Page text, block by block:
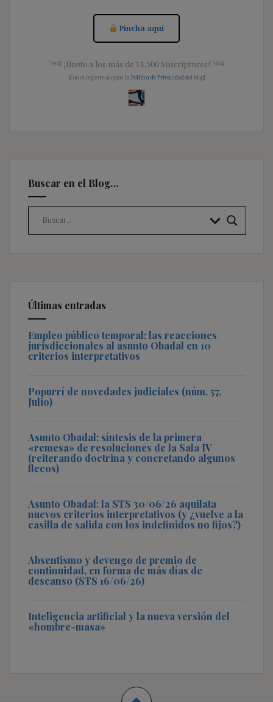
Pincha aquí
༺ ¡Únete a los más de 11.500 Suscriptores! ༺
[Con el registro aceptas la Política de Privacidad del blog]
Buscar en el Blog…
Últimas entradas
Empleo público temporal: las reacciones
jurisdiccionales al asunto Obadal en 10
criterios interpretativos
Popurrí de novedades judiciales (núm. 57,
Julio)
Asunto Obadal: síntesis de la primera
«remesa» de resoluciones de la Sala IV
(reiterando doctrina y concretando algunos
flecos)
Asunto Obadal: la STS 30/06/26 aquilata
nuevos criterios interpretativos (y ¿vuelve a la
casilla de salida con los indefinidos no fijos?)
Absentismo y devengo de premio de
continuidad, en forma de más días de
descanso (STS 16/06/26)
Inteligencia artificial y la nueva versión del
«hombre-masa»